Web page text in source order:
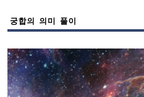
궁합의 의미 풀이